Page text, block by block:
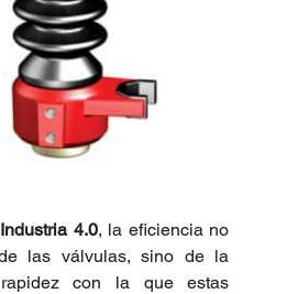
Industria 4.0, la eficiencia no
las válvulas, sino de la
con la que estas